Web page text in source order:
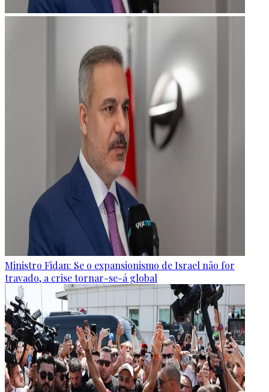
Ministro Fidan: Se o expansionismo de Israel não for
travado, a crise tornar-se-á global